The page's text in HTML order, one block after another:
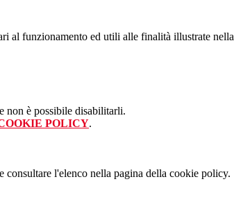
al funzionamento ed utili alle finalità illustrate nella
non è possibile disabilitarli.
POLICY.
consultare l'elenco nella pagina della cookie policy.